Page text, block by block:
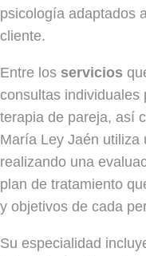
psicología adaptados
cliente.
Entre los servicios
consultas individuales
terapia de pareja, así
María Ley Jaén utiliza
realizando una
plan de tratamiento
y objetivos de cada
Su especialidad